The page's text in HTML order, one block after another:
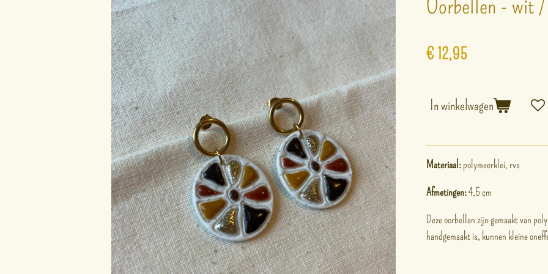
Oorbellen - wit
€ 12,95
In winkelwagen
Materiaal:polymeerklei, rvs
Afmetingen:4,5 cm
Deze oorbellen zijn gemaakt van
handgemaakt is, kunnen kleine